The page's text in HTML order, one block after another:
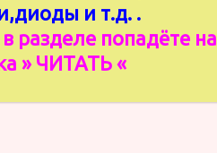
и т.д. .
попадёте на
» ЧИТАТЬ «